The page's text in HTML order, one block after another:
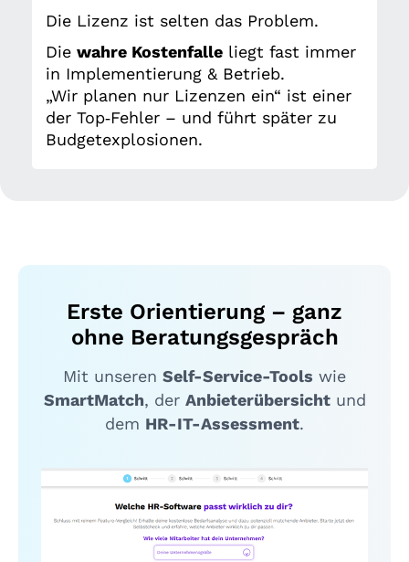
Die Lizenz ist selten das Problem.
Die wahre Kostenfalle liegt fast immer
in Implementierung & Betrieb.
„Wir planen nur Lizenzen ein“ ist einer
der Top‑Fehler – und führt später zu
Budgetexplosionen.
Erste Orientierung – ganz
ohne Beratungsgespräch
Mit unseren Self-Service-Tools wie
SmartMatch, der Anbieterübersichtund
dem HR-IT-Assessment.